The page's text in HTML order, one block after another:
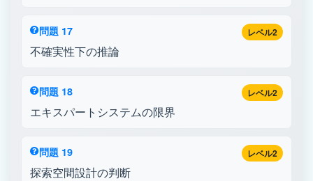
レベル2
問題 17
不確実性下の推論
レベル2
問題 18
エキスパートシステムの限界
レベル2
問題 19
探索空間設計の判断